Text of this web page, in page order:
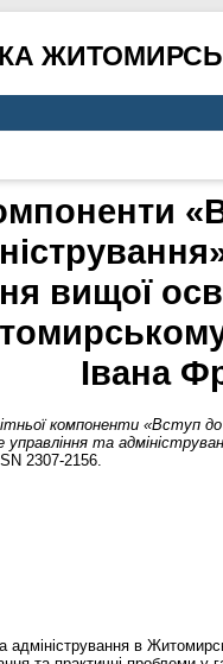
вищої
Івана
компоненти «Вступ до
управління та
2307-2156.
в